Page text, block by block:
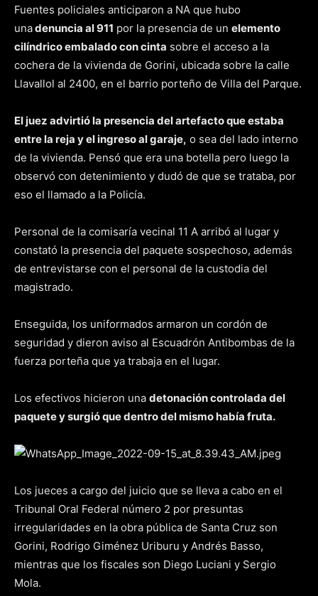
Fuentes policiales anticiparon a NA que hubo
unadenuncia al 911 por la presencia de un elemento
cilíndrico embalado con cinta sobre el acceso a la
cochera de la vivienda de Gorini, ubicada sobre la calle
Llavallol al 2400, en el barrio porteño de Villa del Parque.
El juez advirtió la presencia del artefacto que estaba
entre la reja y el ingreso al garaje, o sea del lado interno
de la vivienda. Pensó que era una botella pero luego la
observó con detenimiento y dudó de que se trataba, por
eso el llamado a la Policía.
Personal de la comisaría vecinal 11 A arribó al lugar y
constató la presencia del paquete sospechoso, además
de entrevistarse con el personal de la custodia del
magistrado.
Enseguida, los uniformados armaron un cordón de
seguridad y dieron aviso al Escuadrón Antibombas de la
fuerza porteña que ya trabaja en el lugar.
Los efectivos hicieron una detonación controlada del
paquete y surgió que dentro del mismo había fruta.
Los jueces a cargo del juicio que se lleva a cabo en el
Tribunal Oral Federal número 2 por presuntas
irregularidades en la obra pública de Santa Cruz son
Gorini, Rodrigo Giménez Uriburu y Andrés Basso,
mientras que los fiscales son Diego Luciani y Sergio
Mola.